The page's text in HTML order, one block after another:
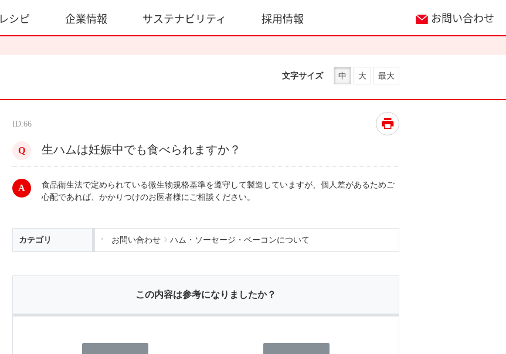
レシピ 企業情報 サステナビリティ 採用情報 お問い合わせ
文字サイズ 中 大 最大
ID:66
生ハムは妊娠中でも食べられますか？
食品衛生法で定められている微生物規格基準を遵守して製造していますが、個人差があるためご
心配であれば、かかりつけのお医者様にご相談ください。
カテゴリ お問い合わせ ハム・ソーセージ・ベーコンについて
この内容は参考になりましたか？